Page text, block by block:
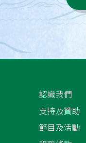
認識我們
支持及贊助
節目及活動